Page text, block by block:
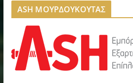
ASH ΜΟΥΡΔΟΥΚΟΥΤΑΣ